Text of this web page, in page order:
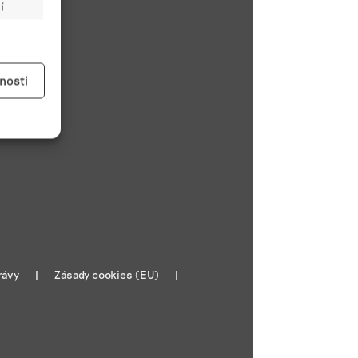
Zásady cookies (EU)